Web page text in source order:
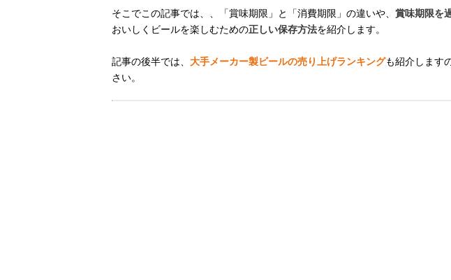
そこでこの記事では、、「賞味期限」と「消費期限」の違いや、 賞味期限を
おいしくビールを楽しむための正しい保存方法を紹介します。
記事の後半では、 大手メーカー製ビールの売り上げランキングも紹介します
さい。